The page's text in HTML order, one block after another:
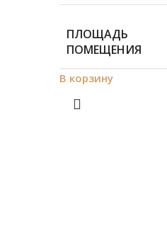
ПЛОЩАДЬ
ПОМЕЩЕНИЯ
В корзину